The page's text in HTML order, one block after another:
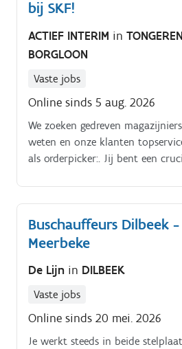
bij SKF!
ACTIEF INTERIM in
BORGLOON
Vaste jobs
Online sinds 5 aug. 2026
We zoeken gedreven
weten en onze klanten
als orderpicker:. Jij bent een
Buschauffeurs Dilbeek -
Meerbeke
De Lijn in DILBEEK
Vaste jobs
Online sinds 20 mei. 2026
Je werkt steeds in beide